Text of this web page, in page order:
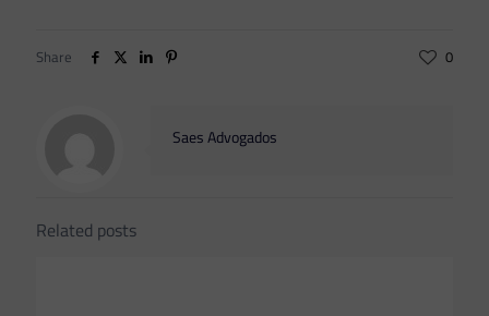
Share 0
Saes Advogados
Related posts